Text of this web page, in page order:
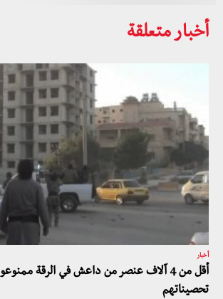
أخبار متعلقة
أخبار
أقل من 4 آلاف عنصر من داعش في الرقة
تحصيناتهم